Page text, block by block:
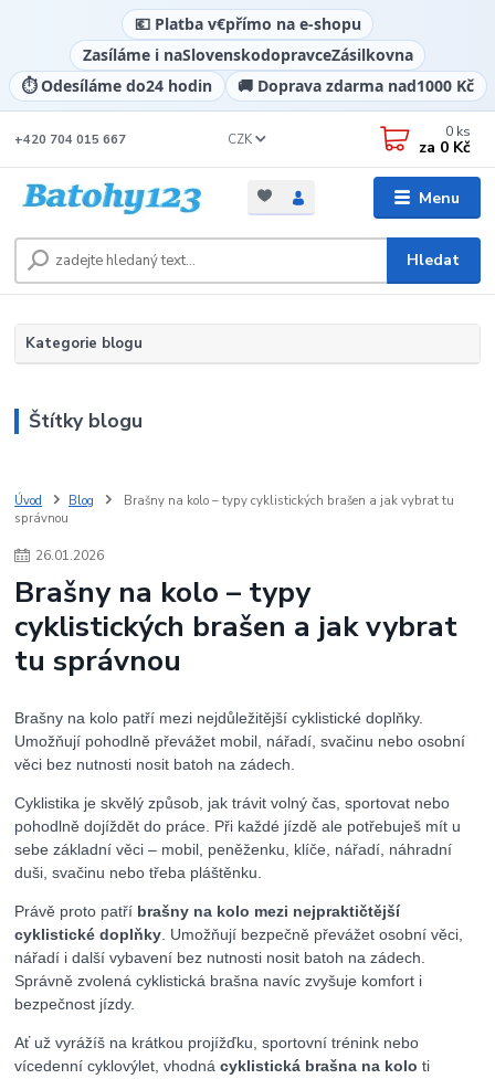
💶 Platba v€přímo na e-shopu
Zasíláme i naSlovenskodopravceZásilkovna
⏱️ Odesíláme do24 hodin 🚚 Doprava zdarma nad1000 Kč
Menu
CZK
Hledat
+420 704 015 667 0 ks
za 0 Kč
Kategorie blogu
Štítky blogu
Úvod Blog
Brašny na kolo – typy cyklistických brašen a jak vybrat tu
správnou
26.01.2026
Brašny na kolo – typy
cyklistických brašen a jak vybrat
tu správnou
Brašny na kolo patří mezi nejdůležitější cyklistické doplňky.
Umožňují pohodlně převážet mobil, nářadí, svačinu nebo osobní
věci bez nutnosti nosit batoh na zádech.
Cyklistika je skvělý způsob, jak trávit volný čas, sportovat nebo
pohodlně dojíždět do práce. Při každé jízdě ale potřebuješ mít u
sebe základní věci – mobil, peněženku, klíče, nářadí, náhradní
duši, svačinu nebo třeba pláštěnku.
Právě proto patří brašny na kolo mezi nejpraktičtější
cyklistické doplňky . Umožňují bezpečně převážet osobní věci,
nářadí i další vybavení bez nutnosti nosit batoh na zádech.
Správně zvolená cyklistická brašna navíc zvyšuje komfort i
bezpečnost jízdy.
Ať už vyrážíš na krátkou projížďku, sportovní trénink nebo
vícedenní cyklovýlet, vhodnácyklistická brašna na kolo ti